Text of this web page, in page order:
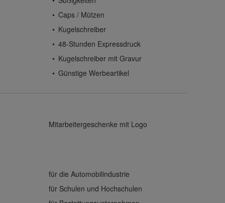
Caps / Mützen
Kugelschreiber
48-Stunden Expressdruck
Kugelschreiber mit Gravur
Günstige Werbeartikel
Mitarbeitergeschenke mit Logo
für die Automobilindustrie
für Schulen und Hochschulen